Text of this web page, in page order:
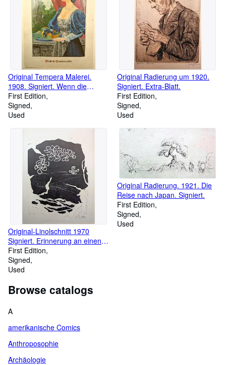
Original Tempera Malerei.
1908. Signiert. Wenn die
Trauben reifen.
First Edition
Signed
Used
Original Radierung um 1920.
Signiert. Extra-Blatt.
First Edition
Signed
Used
Original-Linolschnitt 1970
Signiert. Erinnerung an einen
Freund.
First Edition
Signed
Used
Original Radierung. 1921. Die
Reise nach Japan. Signiert.
First Edition
Signed
Used
Browse catalogs
A
amerikanische Comics
Anthroposophie
Archäologie